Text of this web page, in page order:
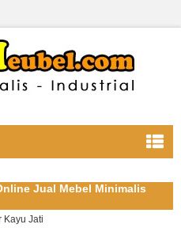
Jual Mebel Minimalis
Kayu Jati